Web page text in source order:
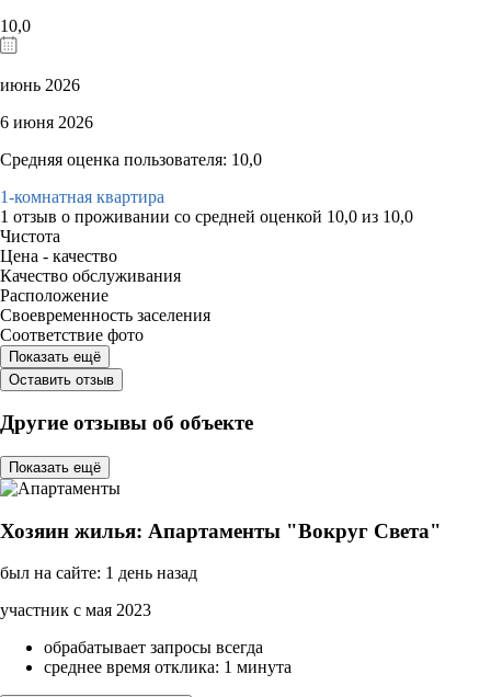
10,0
июнь 2026
6 июня 2026
Средняя оценка пользователя: 10,0
1-комнатная квартира
1 отзыв о проживании со средней оценкой 10,0 из 10,0
Чистота
Цена - качество
Качество обслуживания
Расположение
Своевременность заселения
Соответствие фото
Показать ещё
Оставить отзыв
Другие отзывы об объекте
Показать ещё
Хозяин жилья: Апартаменты "Вокруг Света"
был на сайте: 1 день назад
участник с мая 2023
обрабатывает запросы всегда
среднее время отклика: 1 минута